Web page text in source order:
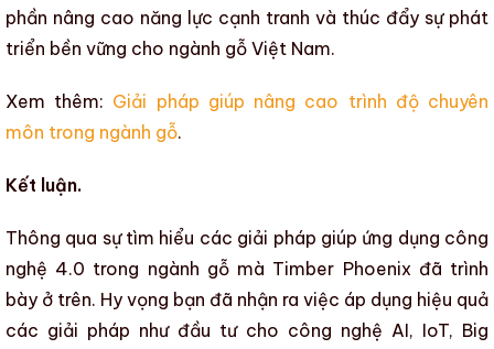
phần nâng cao năng lực cạnh tranh và thúc đẩy sự phát
triển bền vững cho ngành gỗ Việt Nam.
Xem thêm: Giải pháp giúp nâng cao trình độ chuyên
môn trong ngành gỗ.
Kết luận.
Thông qua sự tìm hiểu các giải pháp giúp ứng dụng công
nghệ 4.0 trong ngành gỗmà Timber Phoenix đã trình
bày ở trên. Hy vọng bạn đã nhận ra việc áp dụng hiệu quả
các giải pháp như đầu tư cho công nghệ AI, IoT, Big